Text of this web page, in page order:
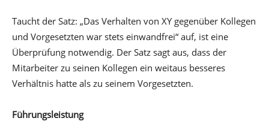
Taucht der Satz: „Das Verhalten von XY gegenüber Kollegen
und Vorgesetzten war stets einwandfrei“ auf, ist eine
Überprüfung notwendig. Der Satz sagt aus, dass der
Mitarbeiter zu seinen Kollegen ein weitaus besseres
Verhältnis hatte als zu seinem Vorgesetzten.
Führungsleistung